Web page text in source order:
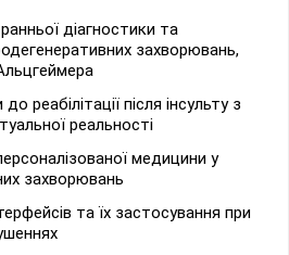
діагностики та
захворювань,
до реабілітації після інсульту з
реальності
медицини у
захворювань
та їх застосування при